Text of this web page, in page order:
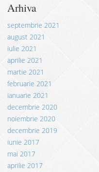
Arhiva
septembrie 2021
august 2021
iulie 2021
aprilie 2021
martie 2021
februarie 2021
ianuarie 2021
decembrie 2020
noiembrie 2020
decembrie 2019
iunie 2017
mai 2017
aprilie 2017